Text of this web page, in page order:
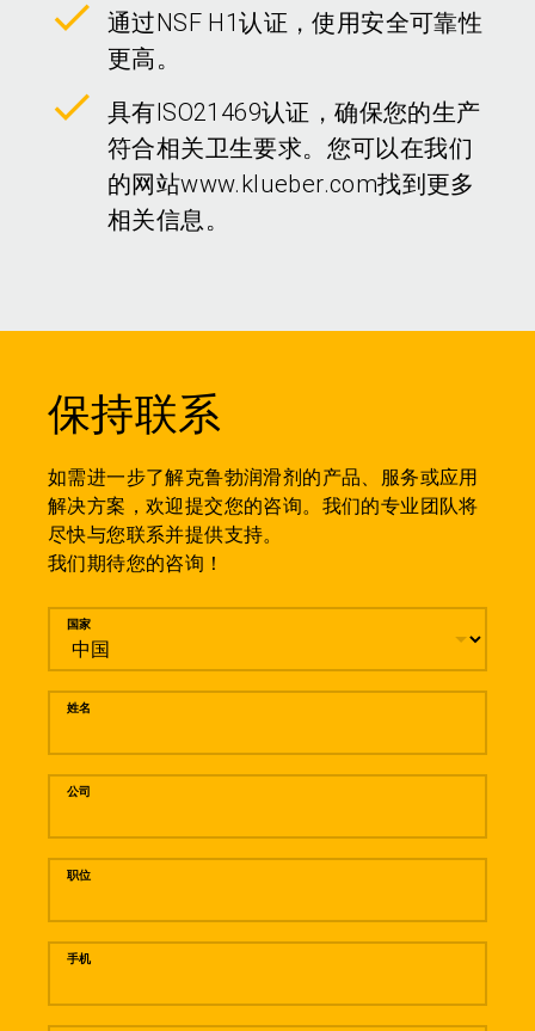
通过NSF H1认证，使用安全可靠性
更高。
具有ISO21469认证，确保您的生产
符合相关卫生要求。您可以在我们
的网站www.klueber.com找到更多
相关信息。
保持联系
如需进一步了解克鲁勃润滑剂的产品、服务或应用
解决方案，欢迎提交您的咨询。我们的专业团队将
尽快与您联系并提供支持。
我们期待您的咨询！
留言
国家
姓名
公司
职位
手机